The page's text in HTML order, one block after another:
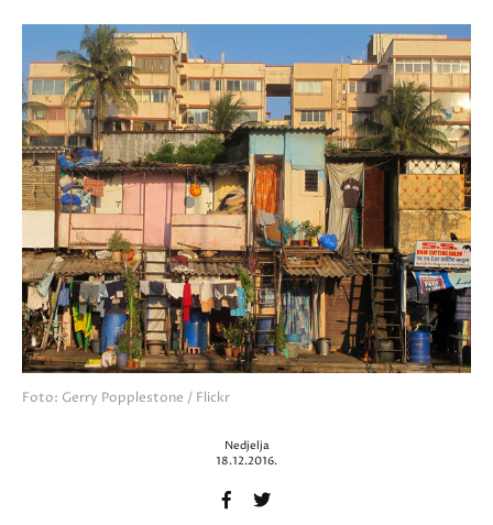
Foto: Gerry Popplestone / Flickr
Nedjelja
18.12.2016.